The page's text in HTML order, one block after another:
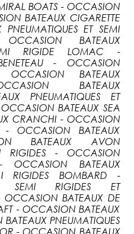
BOATS - OCCASION
BATEAUX CIGARETTE
ET SEMI
BATEAUX
RIGIDE LOMAC -
- OCCASION
BATEAUX
BATEAUX
PNEUMATIQUES ET
BATEAUX SEA
CRANCHI - OCCASION
- OCCASION BATEAUX
BATEAUX AVON
RIGIDES - OCCASION
OCCASION BATEAUX
RIGIDES BOMBARD -
SEMI RIGIDES ET
OCCASION BATEAUX DE
- OCCASION BATEAUX
PNEUMATIQUES
- OCCASION BATEAUX